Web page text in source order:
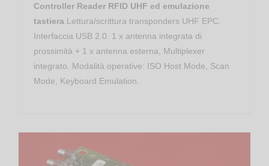
Controller Reader RFID UHF ed emulazione
tastiera Lettura/scrittura transponders UHF EPC.
Interfaccia USB 2.0. 1 x antenna integrata di
prossimità + 1 x antenna esterna, Multiplexer
integrato. Modalità operative: ISO Host Mode, Scan
Mode, Keyboard Emulation.